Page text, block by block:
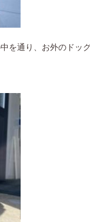
を通り、お外のドッ